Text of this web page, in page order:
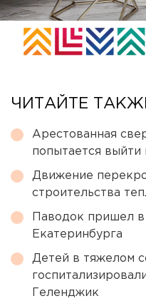
ЧИТАЙТЕ
Арестованная
попытается
Движение
строительства
Паводок пришел
Екатеринбурга
Детей в тяжелом
Геленджик